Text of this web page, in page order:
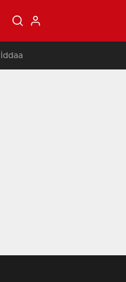
İddaa